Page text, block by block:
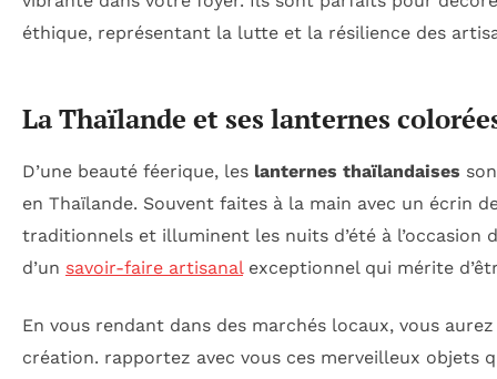
éthique, représentant la lutte et la résilience des
La Thaïlande et ses lanternes
D’une beauté féerique, les lanternes thaïlandaises
en Thaïlande. Souvent faites à la main avec un écrin
traditionnels et illuminent les nuits d’été à
d’un savoir-faire artisanalexceptionnel qui mérite
En vous rendant dans des marchés locaux, vous
création. rapportez avec vous ces merveilleux objets